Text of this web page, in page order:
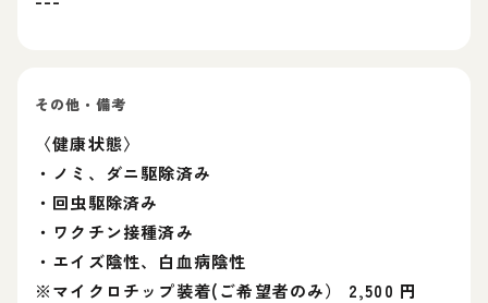
その他・備考
〈健康状態〉
・ノミ、ダニ駆除済み
・回虫駆除済み
・ワクチン接種済み
・エイズ陰性、白血病陰性
※マイクロチップ装着(ご希望者のみ） 2,500 円